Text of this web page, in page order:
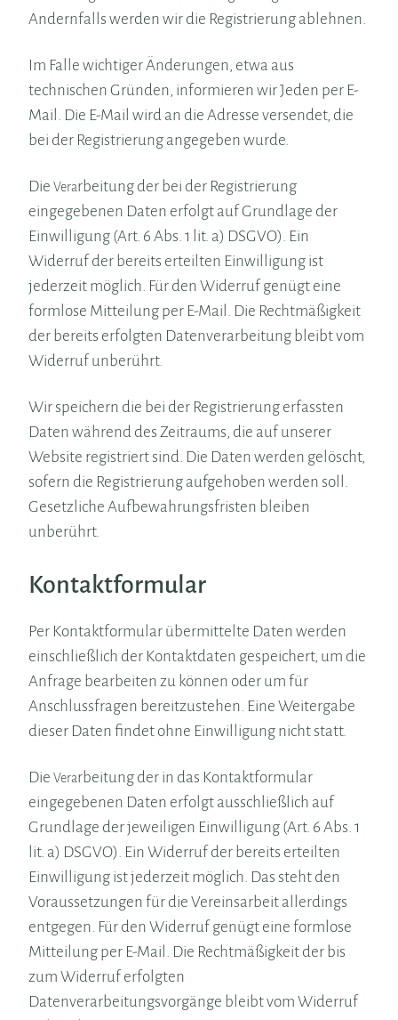
Andernfalls werden wir die Registrierung ablehnen.
Im Falle wichtiger Änderungen, etwa aus
technischen Gründen, informieren wir Jeden per E-
Mail. Die E-Mail wird an die Adresse versendet, die
bei der Registrierung angegeben wurde.
DieVerarbeitung der bei der Registrierung
eingegebenen Daten erfolgt auf Grundlage der
Einwilligung (Art. 6 Abs. 1 lit. a) DSGVO). Ein
Widerruf der bereits erteilten Einwilligung ist
jederzeit möglich. Für den Widerruf genügt eine
formlose Mitteilung per E-Mail. Die Rechtmäßigkeit
der bereits erfolgten Datenverarbeitung bleibt vom
Widerruf unberührt.
Wir speichern die bei der Registrierung erfassten
Daten während des Zeitraums, die auf unserer
Website registriert sind. Die Daten werden gelöscht,
sofern die Registrierung aufgehoben werden soll.
Gesetzliche Aufbewahrungsfristen bleiben
unberührt.
Kontaktformular
Per Kontaktformular übermittelte Daten werden
einschließlich der Kontaktdaten gespeichert, um die
Anfrage bearbeiten zu können oder um für
Anschlussfragen bereitzustehen. Eine Weitergabe
dieser Daten findet ohne Einwilligung nicht statt.
DieVerarbeitung der in das Kontaktformular
eingegebenen Daten erfolgt ausschließlich auf
Grundlage der jeweiligen Einwilligung (Art. 6 Abs. 1
lit. a) DSGVO). Ein Widerruf der bereits erteilten
Einwilligung ist jederzeit möglich. Das steht den
Voraussetzungen für die Vereinsarbeit allerdings
entgegen. Für den Widerruf genügt eine formlose
Mitteilung per E-Mail. Die Rechtmäßigkeit der bis
zum Widerruf erfolgten
Datenverarbeitungsvorgänge bleibt vom Widerruf